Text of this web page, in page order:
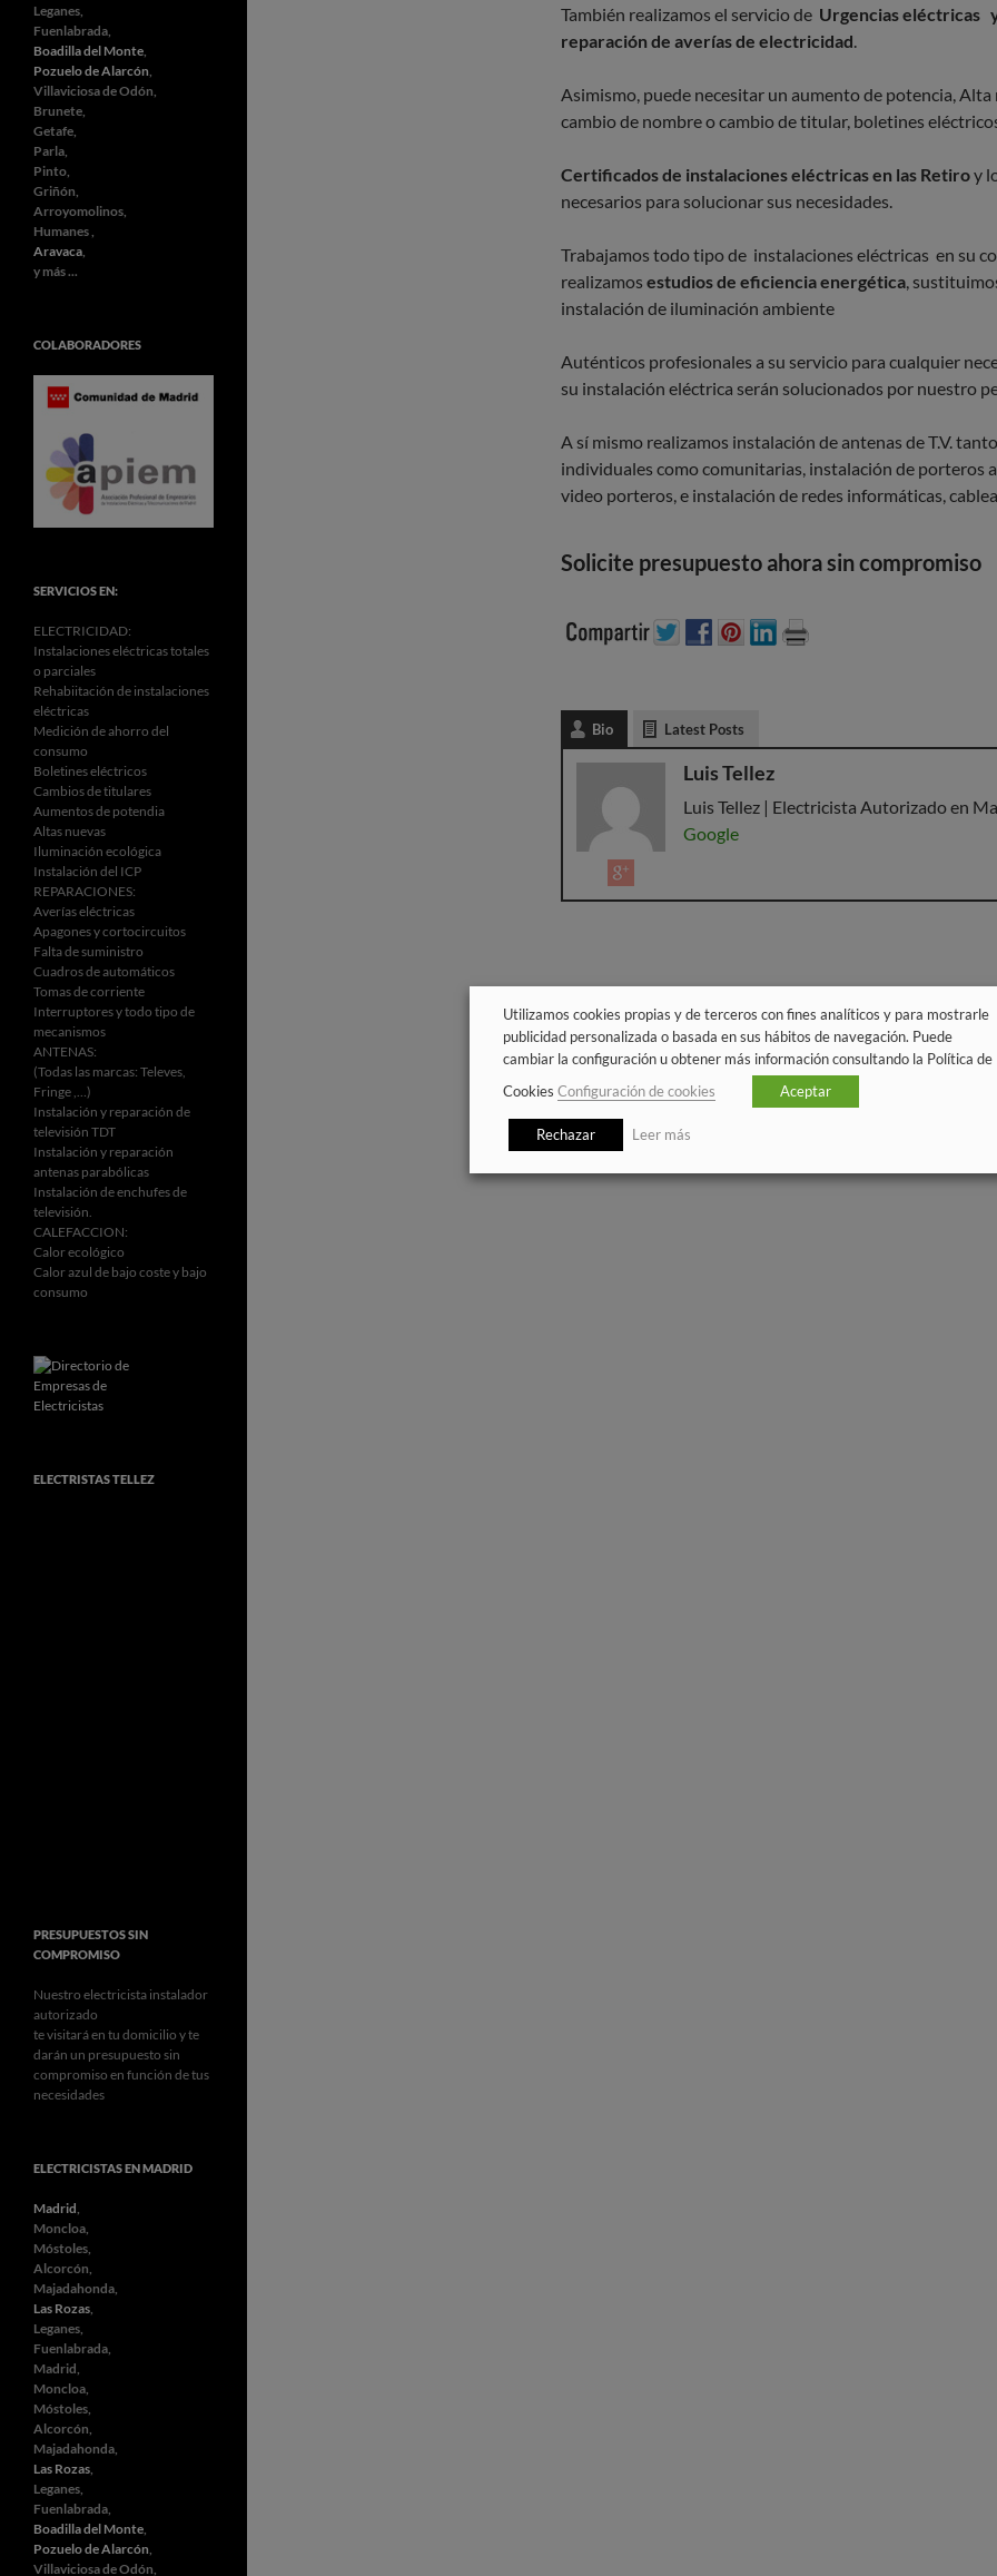
También realizamos el servicio de Urgencias eléctricas
reparación de averías de electricidad.
Asimismo, puede necesitar un aumento de potencia, Alta
cambio de nombre o cambio de titular, boletines
Certificados de instalaciones eléctricas en las Retiroy
necesarios para solucionar sus necesidades.
Trabajamos todo tipo de instalaciones eléctricas en su
realizamos estudios de eficiencia energética,
instalación de iluminación ambiente
Auténticos profesionales a su servicio para cualquier
su instalación eléctrica serán solucionados por nuestro
A sí mismo realizamos instalación de antenas de T.V. tanto
individuales como comunitarias, instalación de porteros
video porteros, e instalación de redes informáticas,
Solicite presupuesto ahora sin compromiso
Bio Latest Posts
Luis Tellez
Luis Tellez | Electricista Autorizado en
Google
Leganes,
Fuenlabrada,
Boadilla del Monte,
Pozuelo de Alarcón,
Villaviciosa de Odón,
Brunete,
Getafe,
Parla,
Pinto,
Griñón,
Arroyomolinos,
Humanes ,
Aravaca,
y más ...
COLABORADORES
SERVICIOS EN:
ELECTRICIDAD:
Instalaciones eléctricas totales
o parciales
Rehabiitación de instalaciones
eléctricas
Medición de ahorro del
consumo
Boletines eléctricos
Cambios de titulares
Aumentos de potendia
Altas nuevas
Iluminación ecológica
Instalación del ICP
REPARACIONES:
Averías eléctricas
Apagones y cortocircuitos
Falta de suministro
Cuadros de automáticos
Tomas de corriente
Interruptores y todo tipo de
mecanismos
ANTENAS:
(Todas las marcas: Televes,
Fringe ,…)
Instalación y reparación de
televisión TDT
Instalación y reparación
antenas parabólicas
Instalación de enchufes de
televisión.
CALEFACCION:
Calor ecológico
Calor azul de bajo coste y bajo
consumo
ELECTRISTAS TELLEZ
PRESUPUESTOS SIN
COMPROMISO
Nuestro electricista instalador
autorizado
te visitará en tu domicilio y te
darán un presupuesto sin
compromiso en función de tus
necesidades
ELECTRICISTAS EN MADRID
Madrid,
Moncloa,
Móstoles,
Alcorcón,
Majadahonda,
Las Rozas,
Leganes,
Fuenlabrada,
Madrid,
Moncloa,
Móstoles,
Alcorcón,
Majadahonda,
Las Rozas,
Leganes,
Fuenlabrada,
Boadilla del Monte,
Pozuelo de Alarcón,
Villaviciosa de Odón,
Utilizamos cookies propias y de terceros con fines analíticos y para mostrarle
publicidad personalizada o basada en sus hábitos de navegación. Puede
cambiar la configuración u obtener más información consultando la Política de
Cookies Configuración de cookies Aceptar
Rechazar Leer más